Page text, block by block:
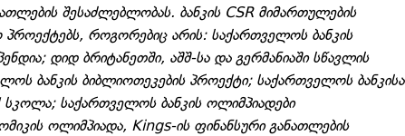
შესაძლებლობას. ბანკის CSR მიმართულების
როგორებიც არის: საქართველოს ბანკის
დიდ ბრიტანეთში, აშშ-სა და გერმანიაში სწავლის
ბანკის ბიბლიოთეკების პროექტი; საქართველოს ბანკისა
საქართველოს ბანკის ოლიმპიადები
ოლიმპიადა, Kings-ის ფინანსური განათლების